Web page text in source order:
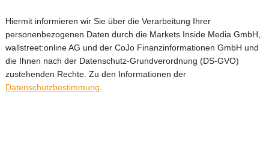
Hiermit informieren wir Sie über die Verarbeitung Ihrer
personenbezogenen Daten durch die Markets Inside Media GmbH,
wallstreet:online AG und der CoJo Finanzinformationen GmbH und
die Ihnen nach der Datenschutz-Grundverordnung (DS-GVO)
zustehenden Rechte. Zu den Informationen der
Datenschutzbestimmung